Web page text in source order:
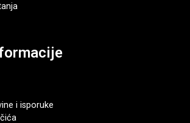
i isporuke